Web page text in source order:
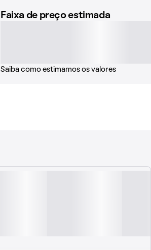
Faixa de preço estimada
Saiba como estimamos os valores